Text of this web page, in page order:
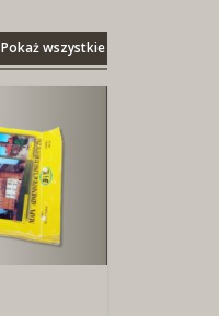
Pokaż wszystkie